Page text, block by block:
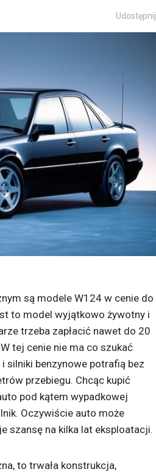
Udostępnij
są modele W124 w cenie do
to model wyjątkowo żywotny i
trzeba zapłacić nawet do 20
tej cenie nie ma co szukać
silniki benzynowe potrafią bez
przebiegu. Chcąc kupić
pod kątem wypadkowej
Oczywiście auto może
szansę na kilka lat eksploatacji.
to trwała konstrukcja,